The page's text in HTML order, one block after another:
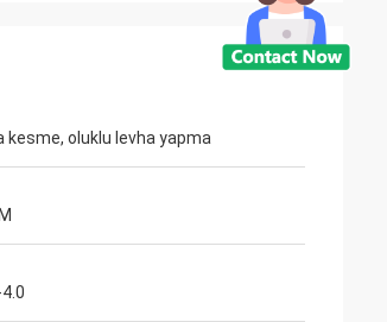
kesme, oluklu levha yapma